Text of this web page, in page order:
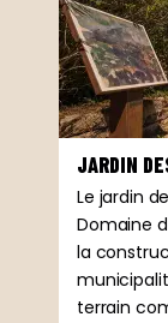
JARDIN
Le jardin
Domaine
la
terrain